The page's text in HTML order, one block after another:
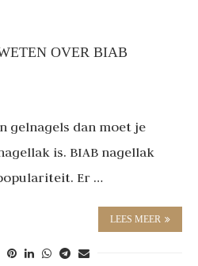
OVER BIAB
gelnagels dan moet je
is. BIAB nagellak
Er …
LEES MEER